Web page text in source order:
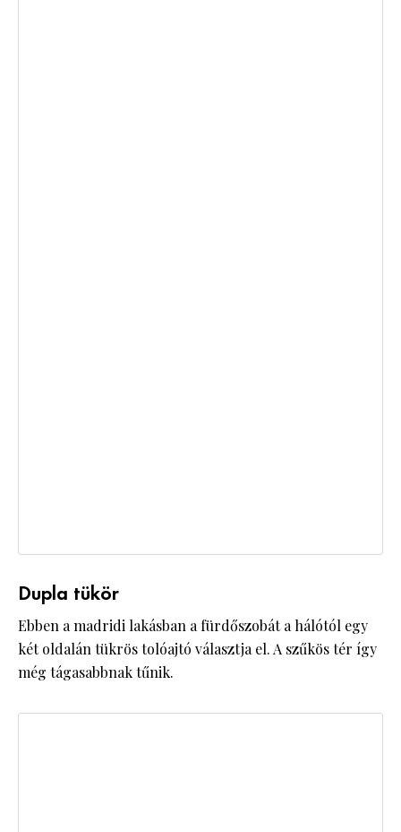
Dupla tükör
Ebben a madridi lakásban a fürdőszobát a hálótól egy
két oldalán tükrös tolóajtó választja el. A szűkös tér így
még tágasabbnak tűnik.